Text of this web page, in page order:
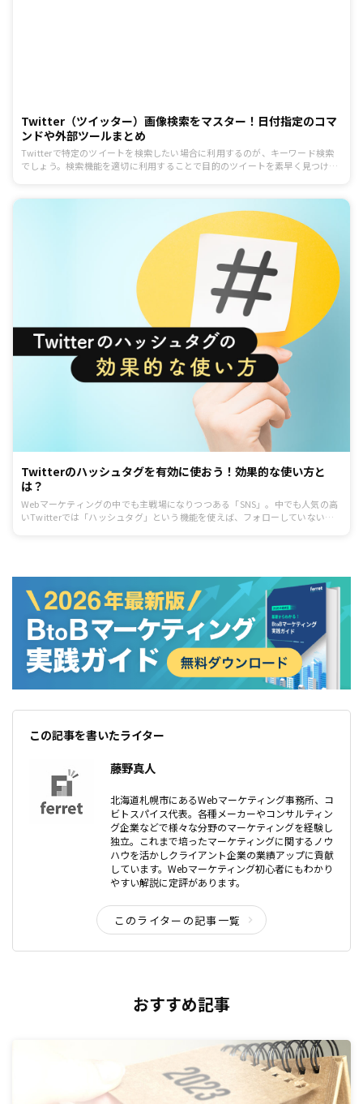
Twitter（ツイッター）画像検索をマスター！日付指定のコマ
ンドや外部ツールまとめ
Twitterで特定のツイートを検索したい場合に利用するのが、キーワード検索
でしょう。検索機能を適切に利用することで目的のツイートを素早く見つける
Twitterのハッシュタグを有効に使おう！効果的な使い方と
は？
Webマーケティングの中でも主戦場になりつつある「SNS」。中でも人気の高
いTwitterでは「ハッシュタグ」という機能を使えば、フォローしていないま
この記事を書いたライター
藤野真人
北海道札幌市にあるWebマーケティング事務所、コ
ビトスパイス代表。各種メーカーやコンサルティン
グ企業などで様々な分野のマーケティングを経験し
独立。これまで培ったマーケティングに関するノウ
ハウを活かしクライアント企業の業績アップに貢献
しています。Webマーケティング初心者にもわかり
やすい解説に定評があります。
このライターの記事一覧
おすすめ記事